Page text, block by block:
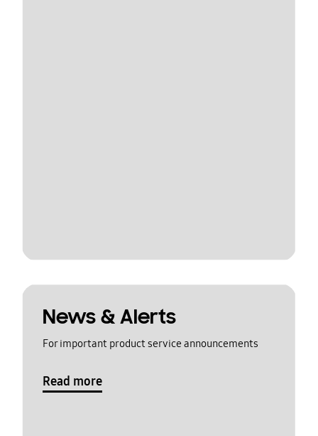
News & Alerts
For important product service announcements
Read more